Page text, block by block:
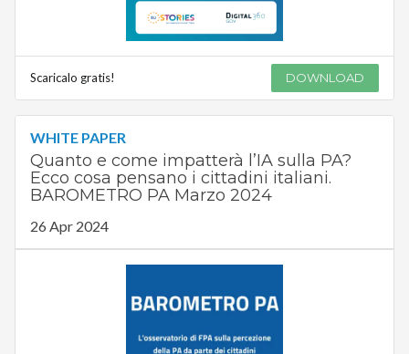
Scaricalo gratis! DOWNLOAD
WHITE PAPER
Quanto e come impatterà l’IA sulla PA?
Ecco cosa pensano i cittadini italiani.
BAROMETRO PA Marzo 2024
26 Apr 2024